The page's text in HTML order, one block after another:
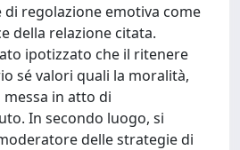
regolazione emotiva come
della relazione citata.
ipotizzato che il ritenere
sé valori quali la moralità,
in atto di
In secondo luogo, si
delle strategie di